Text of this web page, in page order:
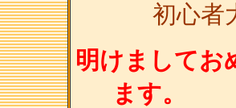
初心者
明けましてお
ま